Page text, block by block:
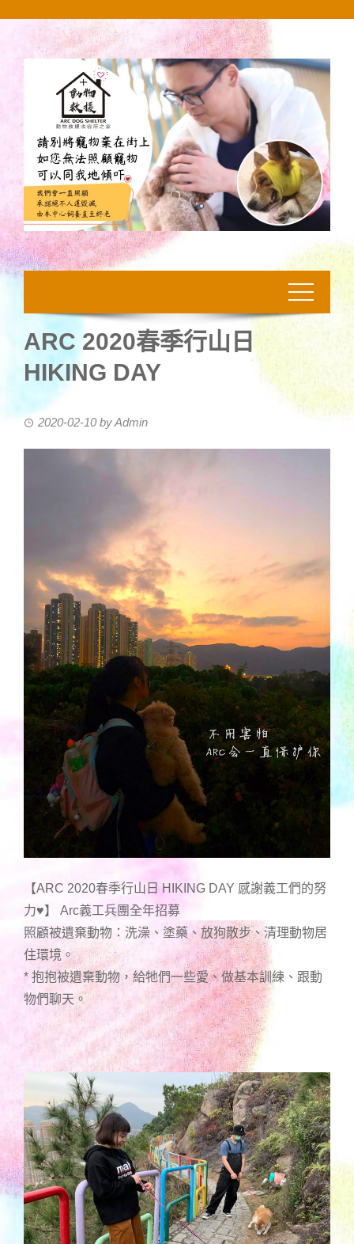
ARC 2020春季行山日
HIKING DAY
2020-02-10 byAdmin
【ARC 2020春季行山日 HIKING DAY 感謝義工們的努
力♥️】 Arc義工兵團全年招募
照顧被遺棄動物：洗澡、塗藥、放狗散步、清理動物居
住環境。
* 抱抱被遺棄動物，給牠們一些愛、做基本訓練、跟動
物們聊天。